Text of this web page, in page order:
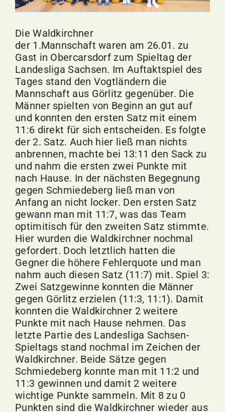
Die Waldkirchner
der 1.Mannschaft waren am 26.01. zu
Gast in Obercarsdorf zum Spieltag der
Landesliga Sachsen. Im Auftaktspiel des
Tages stand den Vogtländern die
Mannschaft aus Görlitz gegenüber. Die
Männer spielten von Beginn an gut auf
und konnten den ersten Satz mit einem
11:6 direkt für sich entscheiden. Es folgte
der 2. Satz. Auch hier ließ man nichts
anbrennen, machte bei 13:11 den Sack zu
und nahm die ersten zwei Punkte mit
nach Hause. In der nächsten Begegnung
gegen Schmiedeberg ließ man von
Anfang an nicht locker. Den ersten Satz
gewann man mit 11:7, was das Team
optimitisch für den zweiten Satz stimmte.
Hier wurden die Waldkirchner nochmal
gefordert. Doch letztlich hatten die
Gegner die höhere Fehlerquote und man
nahm auch diesen Satz (11:7) mit. Spiel 3:
Zwei Satzgewinne konnten die Männer
gegen Görlitz erzielen (11:3, 11:1). Damit
konnten die Waldkirchner 2 weitere
Punkte mit nach Hause nehmen. Das
letzte Partie des Landesliga Sachsen-
Spieltags stand nochmal im Zeichen der
Waldkirchner. Beide Sätze gegen
Schmiedeberg konnte man mit 11:2 und
11:3 gewinnen und damit 2 weitere
wichtige Punkte sammeln. Mit 8 zu 0
Punkten sind die Waldkirchner wieder aus